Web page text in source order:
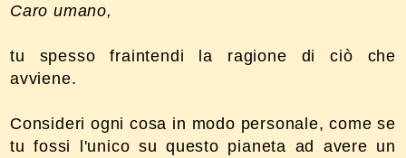
Caro umano,
tu spesso fraintendi la ragione di ciò che
avviene.
Consideri ogni cosa in modo personale, come se
tu fossi l'unico su questo pianeta ad avere un